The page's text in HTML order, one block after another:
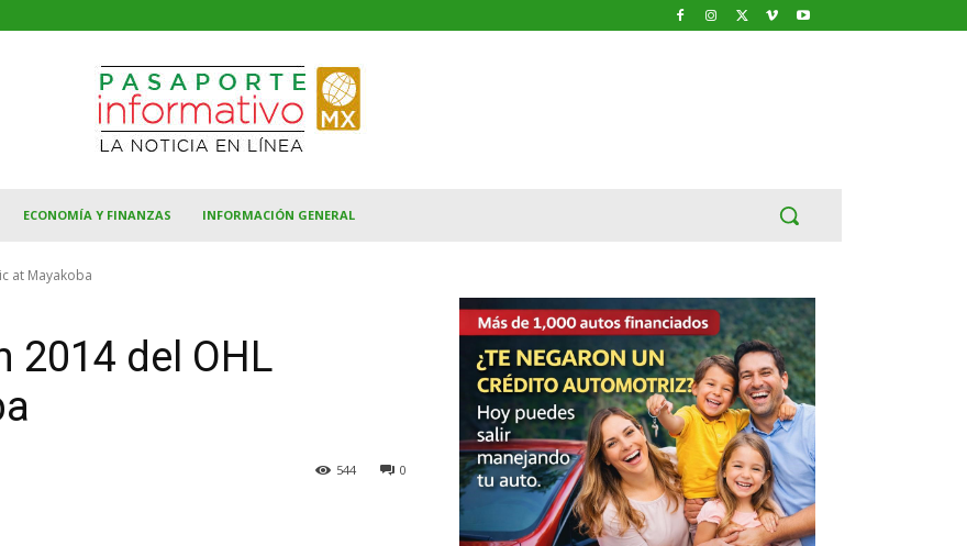
ECONOMÍA Y FINANZAS INFORMACIÓN GENERAL
at Mayakoba
2014 del OHL
0
544